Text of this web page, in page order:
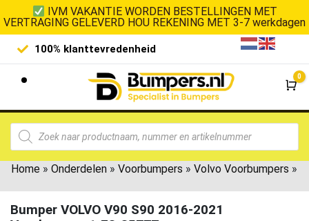
IVM VAKANTIE WORDEN BESTELLINGEN MET
VERTRAGING GELEVERD HOU REKENING MET 3-7 werkdagen
100% klanttevredenheid
0
Home » Onderdelen » Voorbumpers » Volvo Voorbumpers »
Bumper VOLVO V90 S90 2016-2021